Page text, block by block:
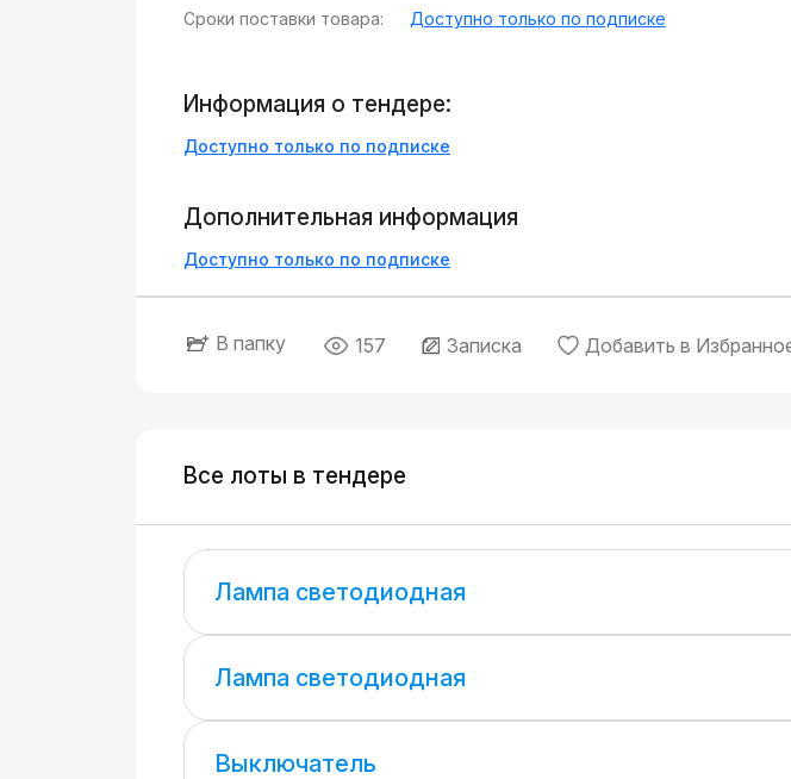
Сроки поставки товара:
Доступно только по подписке
Информация о тендере:
Доступно только по подписке
Дополнительная информация
Доступно только по подписке
В папку 157 Записка Добавить в
Все лоты в тендере
Лампа светодиодная
Лампа светодиодная
Выключатель